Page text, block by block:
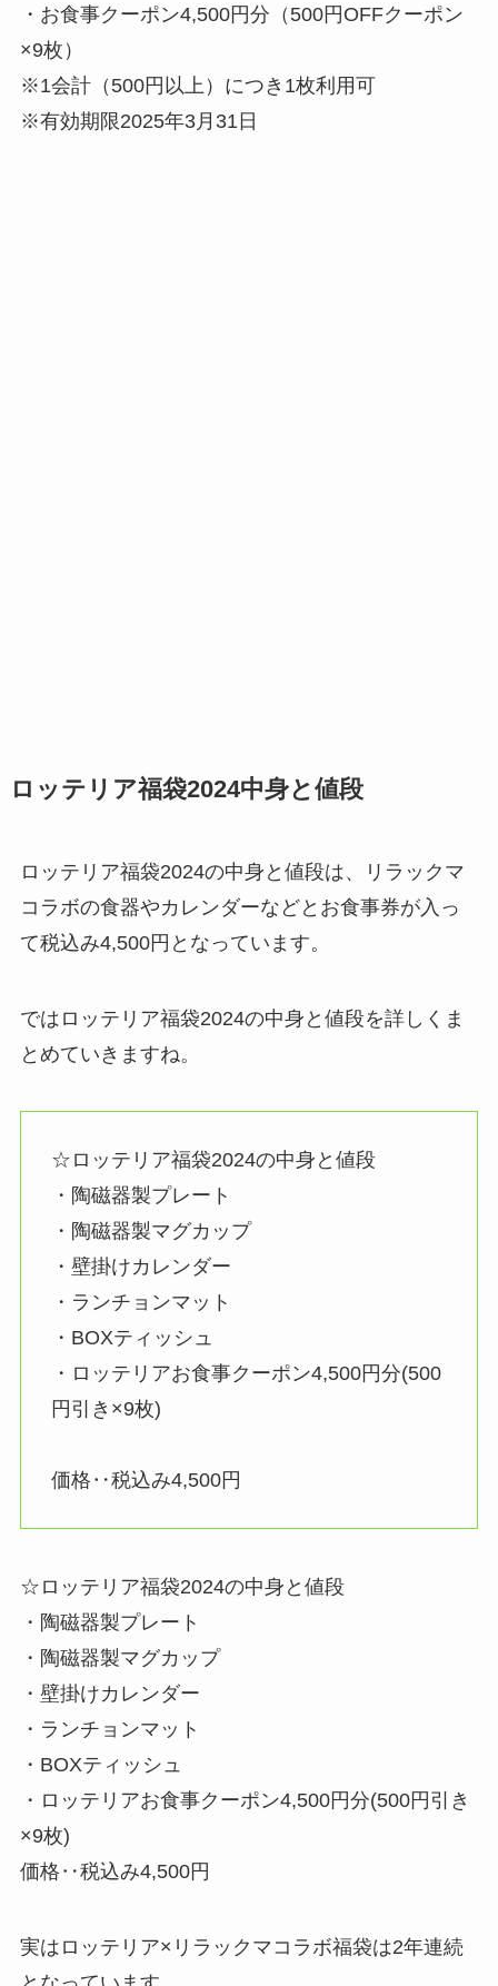
・お食事クーポン4,500円分（500円OFFクーポン
×9枚）
※1会計（500円以上）につき1枚利用可
※有効期限2025年3月31日
ロッテリア福袋2024中身と値段
ロッテリア福袋2024の中身と値段は、リラックマ
コラボの食器やカレンダーなどとお食事券が入っ
て税込み4,500円となっています。
ではロッテリア福袋2024の中身と値段を詳しくま
とめていきますね。
☆ロッテリア福袋2024の中身と値段
・陶磁器製プレート
・陶磁器製マグカップ
・壁掛けカレンダー
・ランチョンマット
・BOXティッシュ
・ロッテリアお食事クーポン4,500円分(500
円引き×9枚)
価格‥税込み4,500円
☆ロッテリア福袋2024の中身と値段
・陶磁器製プレート
・陶磁器製マグカップ
・壁掛けカレンダー
・ランチョンマット
・BOXティッシュ
・ロッテリアお食事クーポン4,500円分(500円引き
×9枚)
価格‥税込み4,500円
実はロッテリア×リラックマコラボ福袋は2年連続